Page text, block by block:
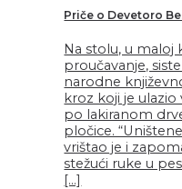
Priče o Devetoro
Na stolu, u maloj
proučavanje,
narodne
kroz koji je
po lakiranom
pločice.
vrištao je i
stežući ruke u
[…]